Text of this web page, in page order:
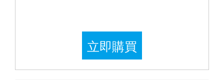
立即購買